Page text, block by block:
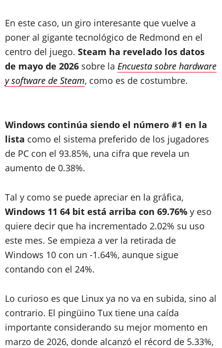
En este caso, un giro interesante que vuelve a
poner al gigante tecnológico de Redmond en el
centro del juego. Steam ha revelado los datos
de mayo de 2026 sobre la Encuesta sobre hardware
y software de Steam, como es de costumbre.
Windows continúa siendo el número #1 en la
lista como el sistema preferido de los jugadores
de PC con el 93.85%, una cifra que revela un
aumento de 0.38%.
Tal y como se puede apreciar en la gráfica,
Windows 11 64 bit está arriba con 69.76% y eso
quiere decir que ha incrementado 2.02% su uso
este mes. Se empieza a ver la retirada de
Windows 10 con un -1.64%, aunque sigue
contando con el 24%.
Lo curioso es que Linux ya no va en subida, sino al
contrario. El pingüino Tux tiene una caída
importante considerando su mejor momento en
marzo de 2026, donde alcanzó el récord de 5.33%,